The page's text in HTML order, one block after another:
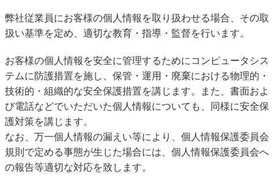
弊社従業員にお客様の個人情報を取り扱わせる場合、その取
扱い基準を定め、適切な教育・指導・監督を行います。
お客様の個人情報を安全に管理するためにコンピュータシス
テムに防護措置を施し、保管・運用・廃棄における物理的・
技術的・組織的な安全保護措置を講じます。また、書面およ
び電話などでいただいた個人情報についても、同様に安全保
護対策を講じます。
なお、万一個人情報の漏えい等により、個人情報保護委員会
規則で定める事態が生じた場合には、個人情報保護委員会へ
の報告等適切な対応を致します。